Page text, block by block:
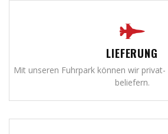
LIEFERUNG
Mit unseren Fuhrpark können wir
beliefern.